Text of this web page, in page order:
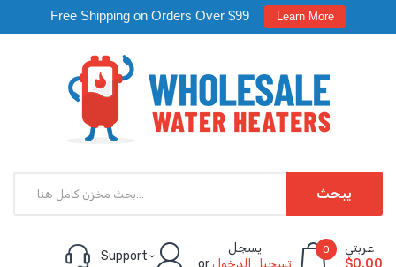
Free Shipping on Orders Over $99 Learn More
يبحث
Support
يسجل
orتسجيل الدخول
0
عربتي
$0.00